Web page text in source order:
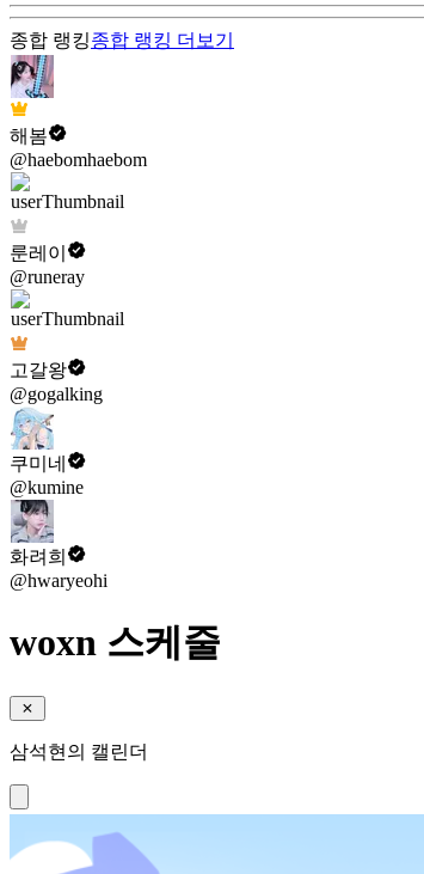
종합 랭킹종합 랭킹 더보기
해봄
@haebomhaebom
룬레이
@runeray
고갈왕
@gogalking
쿠미네
@kumine
화려희
@hwaryeohi
woxn 스케줄
삼석현의 캘린더